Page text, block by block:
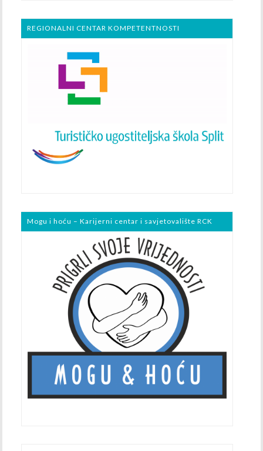
REGIONALNI CENTAR KOMPETENTNOSTI
Mogu i hoću – Karijerni centar i savjetovalište RCK